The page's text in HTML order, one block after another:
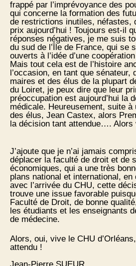
frappé par l’imprévoyance des
qui concerne la formation des
de restrictions inutiles, néfastes,
prix aujourd’hui ! Toujours est-il
réponses négatives, je me suis
du sud de l’Île de France, qui se
ouverts à l’idée d’une
Mais tout cela est de l’histoire
l’occasion, en tant que sénateur,
maires et des élus de la plupart
du Loiret, je peux dire que leur
préoccupation est aujourd’hui la
médicale. Heureusement, suite à
des élus, Jean Castex, alors
la décision tant attendue…. Alors
J’ajoute que je n’ai jamais
déplacer la faculté de droit et de
économiques, qui a une très
plans national et international,
avec l’arrivée du CHU, cette
trouve une issue favorable
Faculté de Droit, de bonne
les étudiants et les enseignants
de médecine.
Alors, oui, vive le CHU
attendu !
Jean-Pierre SUEUR